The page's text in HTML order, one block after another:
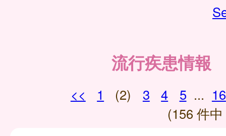
流行疾患情報
<< 1 (2) 3 4 5 ... 16
(156 件